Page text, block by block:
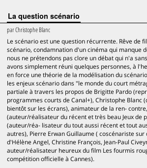
La question scénario
parChristophe Blanc
Le scénario est une question récurrente. Rêve de
scénario, condamnation d'un cinéma qui manque
nous ne prétendons pas clore un débat qui n'a
avons simplement réuni quelques personnes, à
en force une théorie de la modélisation du
les enjeux scénario dans "le monde du court
partiale à travers les propos de Brigitte Pardo
programmes courts de Canal+), Christophe Blanc
bientôt sur les écrans), animateur de la ren-
(auteur/réalisateur du récent et très beau Jeux de
(auteur/réa- lisateur du tout aussi récent et tout
autres), Pierre Erwan Guillaume ( coscénariste
d'Hélène Angel, Christine François, Jean-Paul
auteur/réalisateur heureux du film Les fourmis
compétition officielle à Cannes).